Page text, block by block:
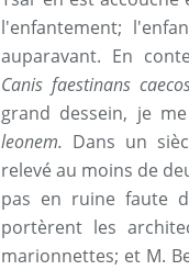
l'enfantement;
auparavant. En
Canis faestinans
grand dessein, je
leonem. Dans un
relevé au moins de
pas en ruine faute
portèrent les
marionnettes; et M.